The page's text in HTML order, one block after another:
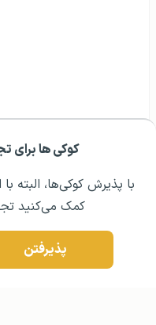
کوکی ها برای
با پذیرش کوکی‌ها، البته
کمک می‌کنید
پذیرفتن